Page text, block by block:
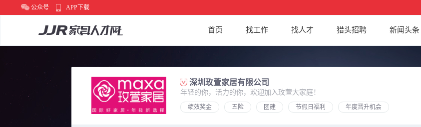
公众号 APP下载
首页 找工作 找人才 猎头招聘 新闻头条
深圳玫萱家居有限公司
年轻的你，活力的你，欢迎加入玫萱大家庭！
绩效奖金 五险 团建 节假日福利 年度晋升机会